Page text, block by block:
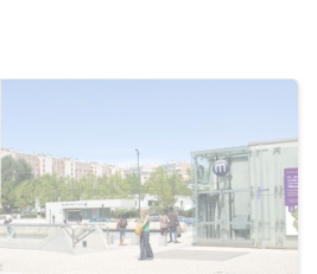
maisons, immeubles, terrains